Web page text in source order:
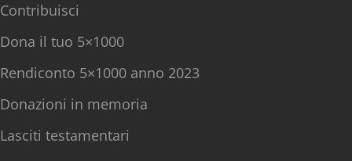
Contribuisci
Dona il tuo 5×1000
Rendiconto 5×1000 anno 2023
Donazioni in memoria
Lasciti testamentari